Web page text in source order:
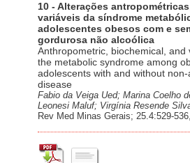
10 - Alterações
variáveis da síndrome
adolescentes obesos com e
gordurosa não alcoólica
Anthropometric, biochemical, and
the metabolic syndrome among
adolescents with and without
disease
Fabio da Veiga Ued; Marina Coelho
Leonesi Maluf; Virgínia Resende
Rev Med Minas Gerais; 25.4:529-